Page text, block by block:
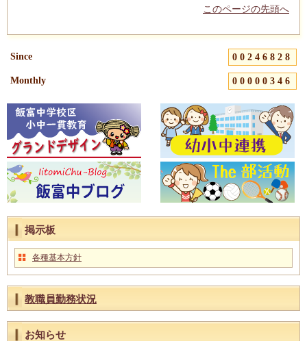
Since 00246828
Monthly 00000346
掲示板
各種基本方針
教職員勤務状況
お知らせ
このページの先頭へ